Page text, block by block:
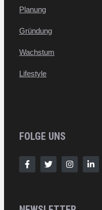
Planung
Gründung
Wachstum
Lifestyle
FOLGE UNS